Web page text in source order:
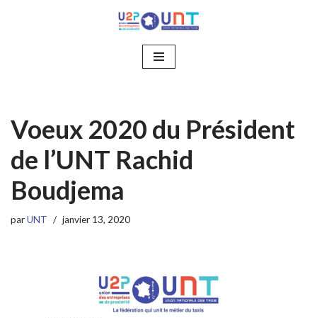
Voeux 2020 du Président
de l’UNT Rachid
Boudjema
parUNT janvier 13, 2020